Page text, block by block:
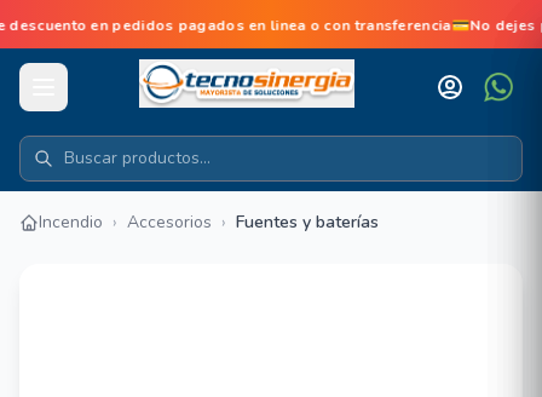
descuento en pedidos pagados en linea o con transferencia💳No
Incendio › Accesorios › Fuentes y baterías